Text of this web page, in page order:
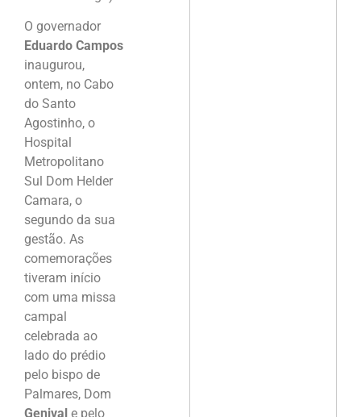
O governador
Eduardo Campos
inaugurou,
ontem, no Cabo
do Santo
Agostinho, o
Hospital
Metropolitano
Sul Dom Helder
Camara, o
segundo da sua
gestão. As
comemorações
tiveram início
com uma missa
campal
celebrada ao
lado do prédio
pelo bispo de
Palmares, Dom
Genival e pelo